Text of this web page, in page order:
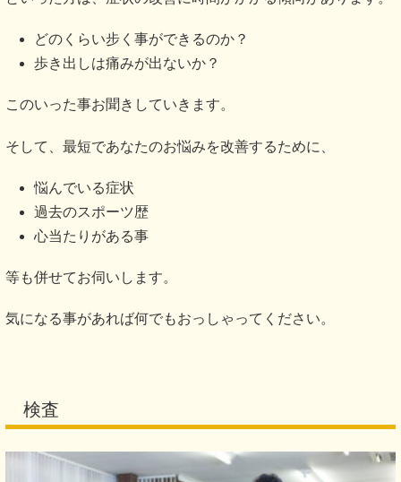
どのくらい步く事ができるのか？
歩き出しは痛みが出ないか？
このいった事お聞きしていきます。
そして、最短であなたのお悩みを改善するために、
悩んでいる症状
過去のスポーツ歴
心当たりがある事
等も併せてお伺いします。
気になる事があれば何でもおっしゃってください。
検査